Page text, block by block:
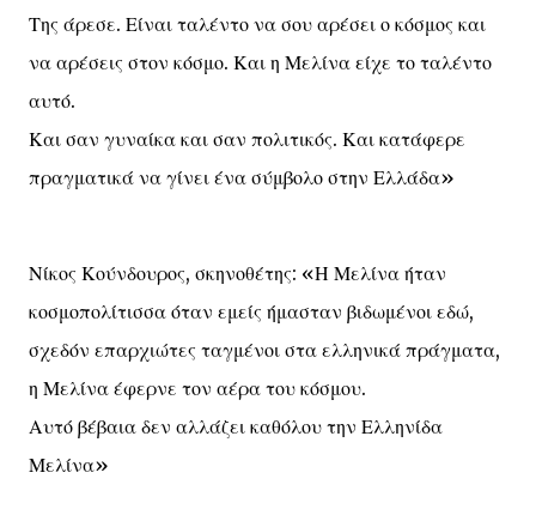
Της άρεσε. Είναι ταλέντο να σου αρέσει ο κόσμος και
να αρέσεις στον κόσμο. Και η Μελίνα είχε το ταλέντο
αυτό.
Και σαν γυναίκα και σαν πολιτικός. Και κατάφερε
πραγματικά να γίνει ένα σύμβολο στην Ελλάδα»
Νίκος Κούνδουρος, σκηνοθέτης: «Η Μελίνα ήταν
κοσμοπολίτισσα όταν εμείς ήμασταν βιδωμένοι εδώ,
σχεδόν επαρχιώτες ταγμένοι στα ελληνικά πράγματα,
η Μελίνα έφερνε τον αέρα του κόσμου.
Αυτό βέβαια δεν αλλάζει καθόλου την Ελληνίδα
Μελίνα»